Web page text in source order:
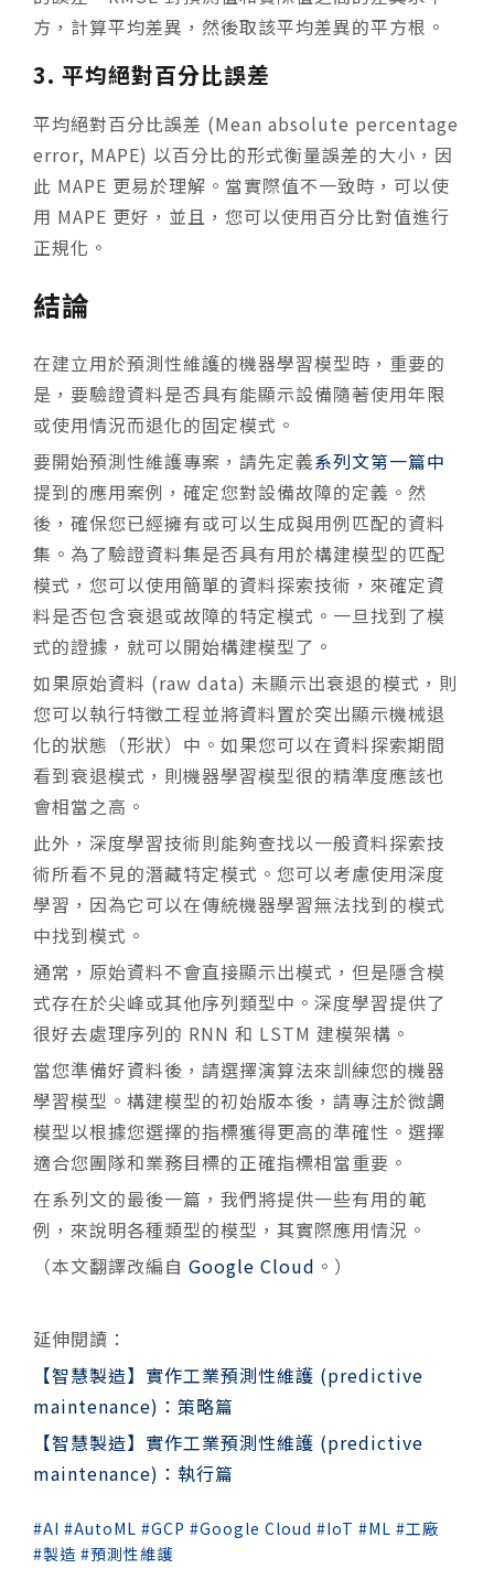
方，計算平均差異，然後取該平均差異的平方根。
3. 平均絕對百分比誤差
平均絕對百分比誤差 (Mean absolute percentage
error, MAPE) 以百分比的形式衡量誤差的大小，因
此 MAPE 更易於理解。當實際值不一致時，可以使
用 MAPE 更好，並且，您可以使用百分比對值進行
正規化。
結論
在建立用於預測性維護的機器學習模型時，重要的
是，要驗證資料是否具有能顯示設備隨著使用年限
或使用情況而退化的固定模式。
要開始預測性維護專案，請先定義系列文第一篇中
提到的應用案例，確定您對設備故障的定義。然
後，確保您已經擁有或可以生成與用例匹配的資料
集。為了驗證資料集是否具有用於構建模型的匹配
模式，您可以使用簡單的資料探索技術，來確定資
料是否包含衰退或故障的特定模式。一旦找到了模
式的證據，就可以開始構建模型了。
如果原始資料 (raw data) 未顯示出衰退的模式，則
您可以執行特徵工程並將資料置於突出顯示機械退
化的狀態（形狀）中。如果您可以在資料探索期間
看到衰退模式，則機器學習模型很的精準度應該也
會相當之高。
此外，深度學習技術則能夠查找以一般資料探索技
術所看不見的潛藏特定模式。您可以考慮使用深度
學習，因為它可以在傳統機器學習無法找到的模式
中找到模式。
通常，原始資料不會直接顯示出模式，但是隱含模
式存在於尖峰或其他序列類型中。深度學習提供了
很好去處理序列的 RNN 和 LSTM 建模架構。
當您準備好資料後，請選擇演算法來訓練您的機器
學習模型。構建模型的初始版本後，請專注於微調
模型以根據您選擇的指標獲得更高的準確性。選擇
適合您團隊和業務目標的正確指標相當重要。
在系列文的最後一篇，我們將提供一些有用的範
例，來說明各種類型的模型，其實際應用情況。
（本文翻譯改編自 Google Cloud 。）
延伸閱讀：
【智慧製造】實作工業預測性維護 (predictive
maintenance)：策略篇
【智慧製造】實作工業預測性維護 (predictive
maintenance)：執行篇
AI AutoML GCP Google Cloud IoT ML
工廠
製造
預測性維護